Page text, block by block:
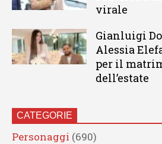
virale
Gianluigi
Alessia
per il
dell’estate
CATEGORIE
Personaggi (690)